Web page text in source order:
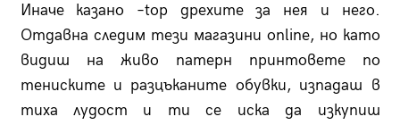
Иначе казано –top дрехите за нея и него.
Отдавна следим тези магазини online, но като
видиш на живо патерн принтовете по
тениските и разцъканите обувки, изпадаш в
тиха лудост и ти се иска да изкупиш